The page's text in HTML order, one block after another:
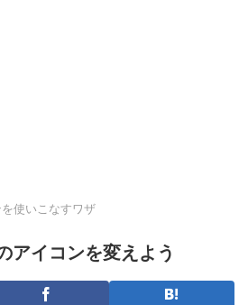
使いこなすワザ
アイコンを変えよう